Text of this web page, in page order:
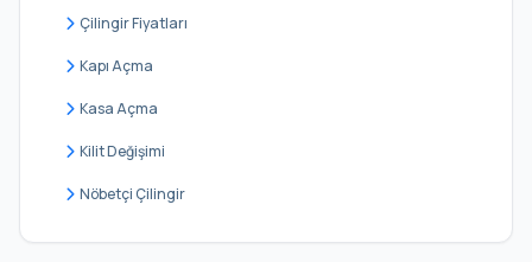
Çilingir Fiyatları
Kapı Açma
Kasa Açma
Kilit Değişimi
Nöbetçi Çilingir